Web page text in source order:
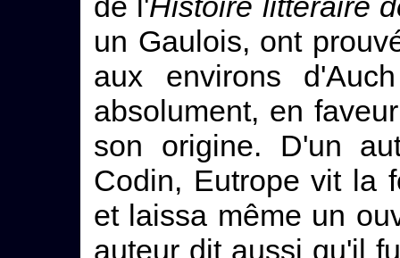
un Gaulois, ont
aux environs
absolument, en
son origine. D'un
Codin, Eutrope vit la
et laissa même un
auteur dit aussi qu'il